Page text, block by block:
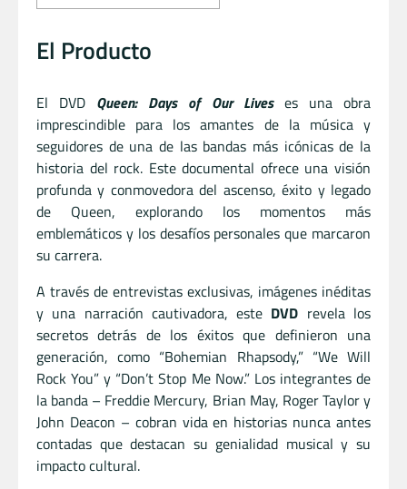
El Producto
El DVD Queen: Days of Our Liveses una obra
imprescindible para los amantes de la música y
seguidores de una de las bandas más icónicas de la
historia del rock. Este documental ofrece una visión
profunda y conmovedora del ascenso, éxito y legado
de Queen, explorando los momentos más
emblemáticos y los desafíos personales que marcaron
su carrera.
A través de entrevistas exclusivas, imágenes inéditas
y una narración cautivadora, este DVD revela los
secretos detrás de los éxitos que definieron una
generación, como “Bohemian Rhapsody,” “We Will
Rock You” y “Don’t Stop Me Now.” Los integrantes de
la banda – Freddie Mercury, Brian May, Roger Taylor y
John Deacon – cobran vida en historias nunca antes
contadas que destacan su genialidad musical y su
impacto cultural.